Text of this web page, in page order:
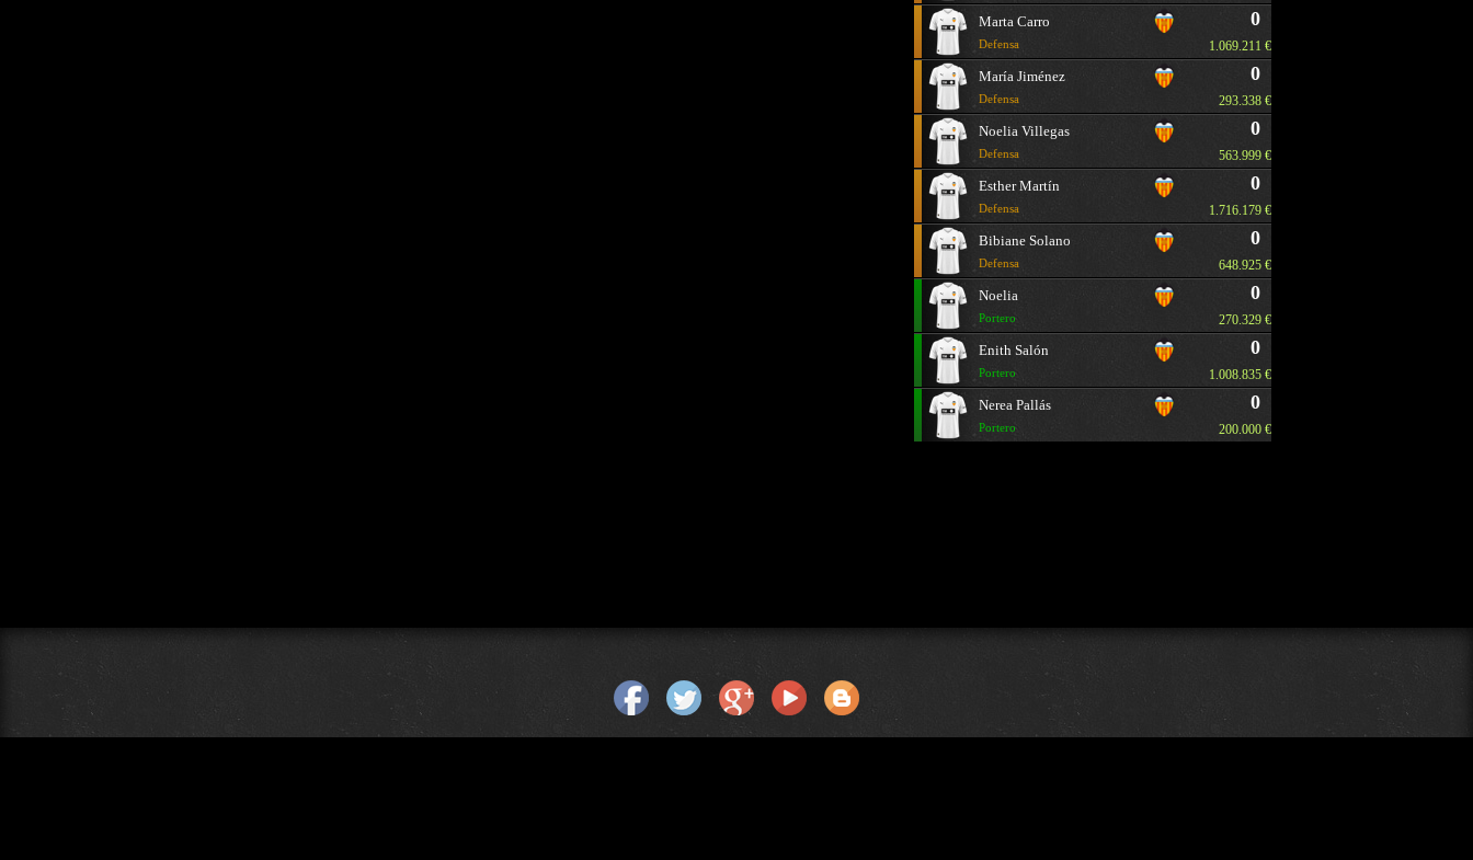
Marta Carro
Defensa
0
1.069.211 €
María Jiménez
Defensa
0
293.338 €
Noelia Villegas
Defensa
0
563.999 €
Esther Martín
Defensa
0
1.716.179 €
Bibiane Solano
Defensa
0
648.925 €
Noelia
Portero
0
270.329 €
Enith Salón
Portero
0
1.008.835 €
Nerea Pallás
Portero
0
200.000 €